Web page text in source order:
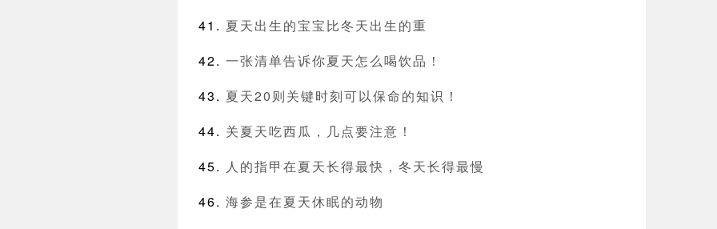
夏天出生的宝宝比冬天出生的重
一张清单告诉你夏天怎么喝饮品！
夏天20则关键时刻可以保命的知识！
关夏天吃西瓜，几点要注意！
人的指甲在夏天长得最快，冬天长得最慢
海参是在夏天休眠的动物